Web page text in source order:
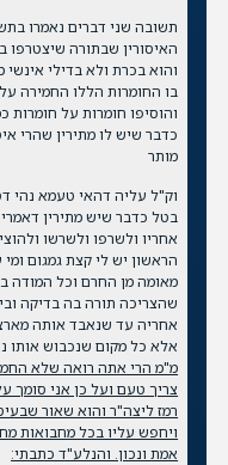
תשובה שני דברים נאמרו
האיסורין שבתורה שיצטרפו
והוא בכרת ולא בדילי
בו החומרות הללו החמירה
והוסיפו חומרות על
כדבר שיש לו מתירין שהרי
מותר
וק"ל עליה דהאי טעמא נהי
בטל כדבר שיש מתירין
אחריו ולשרפו ולשרשו
הראשון יש לי קצת גמגום
מאומה מן החרם וכל המודה
שהצריכה תורה בה בדיקה
אחריה עד שנאבד אותה
אלא כל מקום שנכבוש אותו
מ"מ הרי אתה רואה שלא
צריך טעם ועל כן אני סומך
רמז ליצה"ר והוא שאור
ויחפש עליו בכל מחבואות
אמת ונכון. והנלע"ד כתבתי: